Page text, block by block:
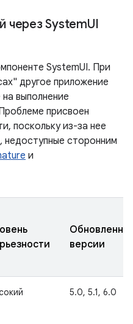
через SystemUI
SystemUI. При
другое приложение
выполнение
присвоен
поскольку из-за нее
недоступные сторонним
и
версии
5.0, 5.1, 6.0